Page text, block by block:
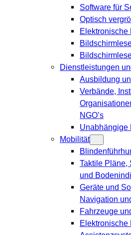
Software für
Optisch
Elektronische
Dienstleistungen
Ausbildung
Verbände,
NGO’s
Unabhängige
Mobilität
Taktile Pläne,
und
Geräte und
Navigation
Fahrzeuge
Elektronische